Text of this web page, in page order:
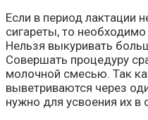
Если в период лактации
сигареты, то
Нельзя выкуривать
Совершать процедуру
молочной смесью. Так
выветриваются через
нужно для усвоения их в